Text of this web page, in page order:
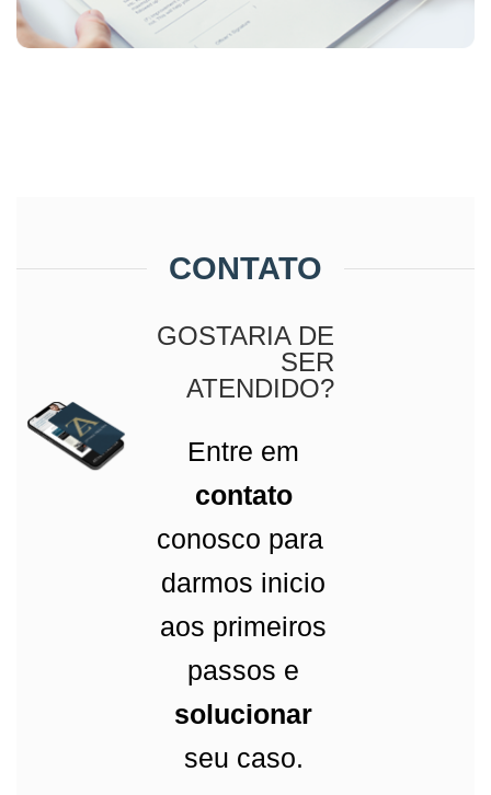
CONTATO
GOSTARIA DE
SER
ATENDIDO?
Entre em
contato
conosco para
darmos inicio
aos primeiros
passos e
solucionar
seu caso.